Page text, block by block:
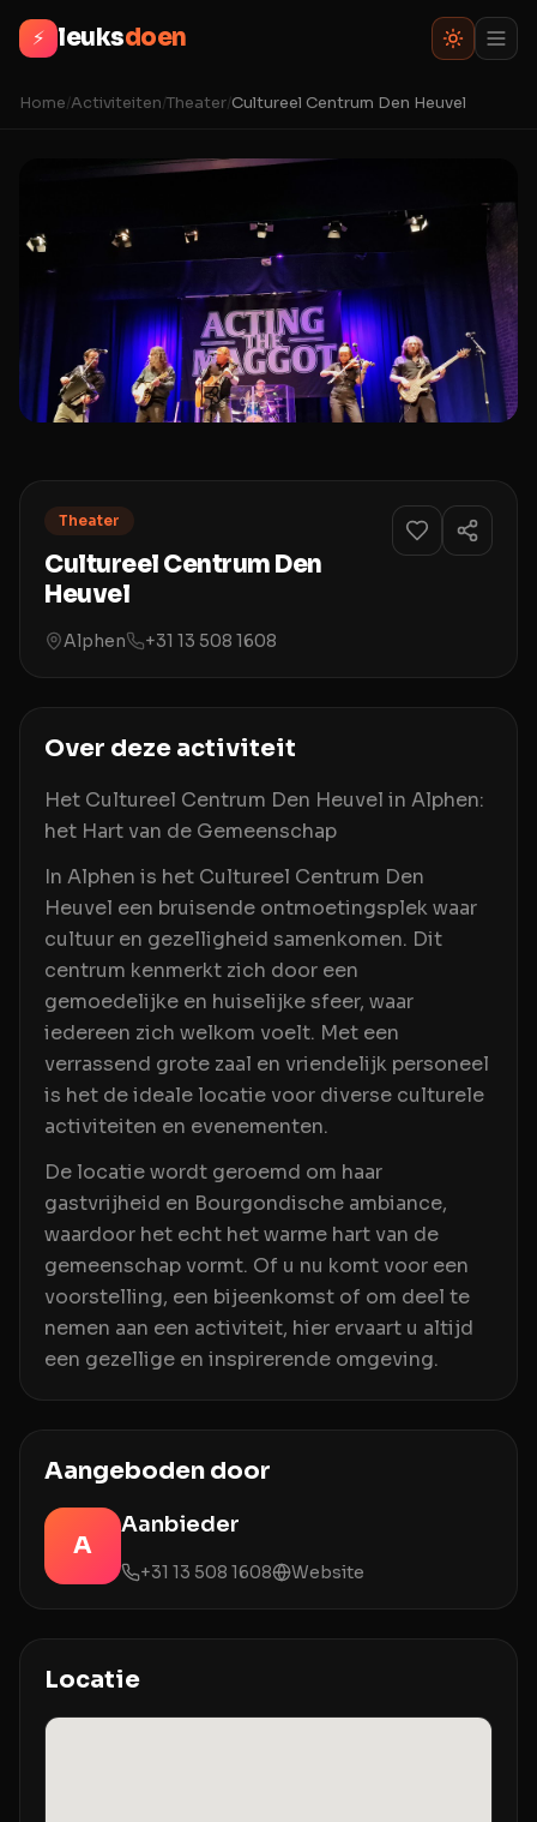
⚡ leuksdoen
Home/Activiteiten/Theater/Cultureel Centrum Den Heuvel
Theater
Cultureel Centrum Den
Heuvel
Alphen +31 13 508 1608
Over deze activiteit
Het Cultureel Centrum Den Heuvel in Alphen:
het Hart van de Gemeenschap
In Alphen is het Cultureel Centrum Den
Heuvel een bruisende ontmoetingsplek waar
cultuur en gezelligheid samenkomen. Dit
centrum kenmerkt zich door een
gemoedelijke en huiselijke sfeer, waar
iedereen zich welkom voelt. Met een
verrassend grote zaal en vriendelijk personeel
is het de ideale locatie voor diverse culturele
activiteiten en evenementen.
De locatie wordt geroemd om haar
gastvrijheid en Bourgondische ambiance,
waardoor het echt het warme hart van de
gemeenschap vormt. Of u nu komt voor een
voorstelling, een bijeenkomst of om deel te
nemen aan een activiteit, hier ervaart u altijd
een gezellige en inspirerende omgeving.
Aangeboden door
A
Aanbieder
+31 13 508 1608 Website
Locatie